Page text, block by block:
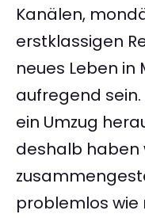
Kanälen,
erstklassigen
neues Leben
aufregend sein.
ein Umzug
deshalb haben
problemlos wie